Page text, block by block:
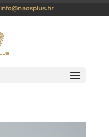
info@naosplus.hr